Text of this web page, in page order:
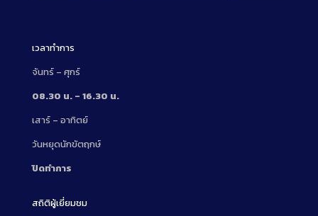
เวลาทำการ
จันทร์ – ศุกร์
08.30 น. – 16.30 น.
เสาร์ – อาทิตย์
วันหยุดนักขัตฤกษ์
ปิดทำการ
สถิติผู้เยี่ยมชม